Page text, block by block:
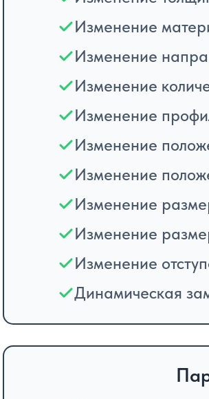
Изменение
Изменение
Изменение
Изменение
Изменение
Изменение
Изменение
Изменение
Изменение
Динамическая